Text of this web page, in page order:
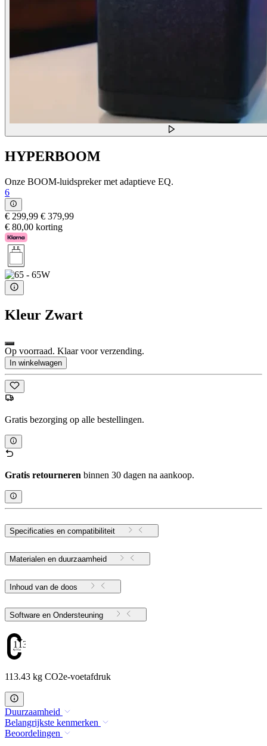
HYPERBOOM
Onze BOOM-luidspreker met adaptieve EQ.
6
€ 299,99 € 379,99
€ 80,00 korting
Kleur Zwart
Op voorraad. Klaar voor verzending.
In winkelwagen
Gratis bezorging op alle bestellingen.
Gratis retourneren binnen 30 dagen na aankoop.
Specificaties en compatibiliteit
Materialen en duurzaamheid
Inhoud van de doos
Software en Ondersteuning
113.43
113.43 kg CO2e-voetafdruk
Duurzaamheid
Belangrijkste kenmerken
Beoordelingen